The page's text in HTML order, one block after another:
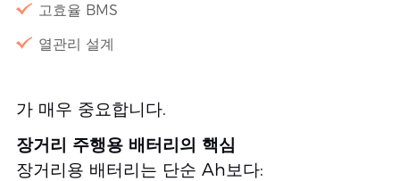
고효율 BMS
열관리 설계
가 매우 중요합니다.
장거리 주행용 배터리의 핵심
장거리용 배터리는 단순 Ah보다: